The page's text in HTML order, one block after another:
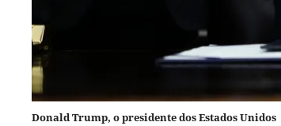
Donald Trump, o presidente dos Estados Unidos